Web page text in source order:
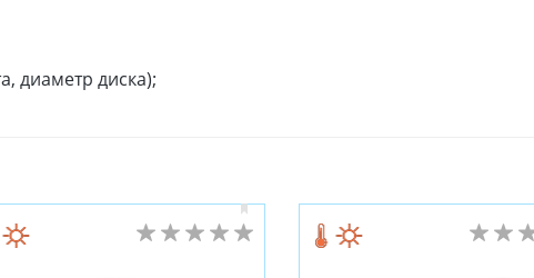
диаметр диска);